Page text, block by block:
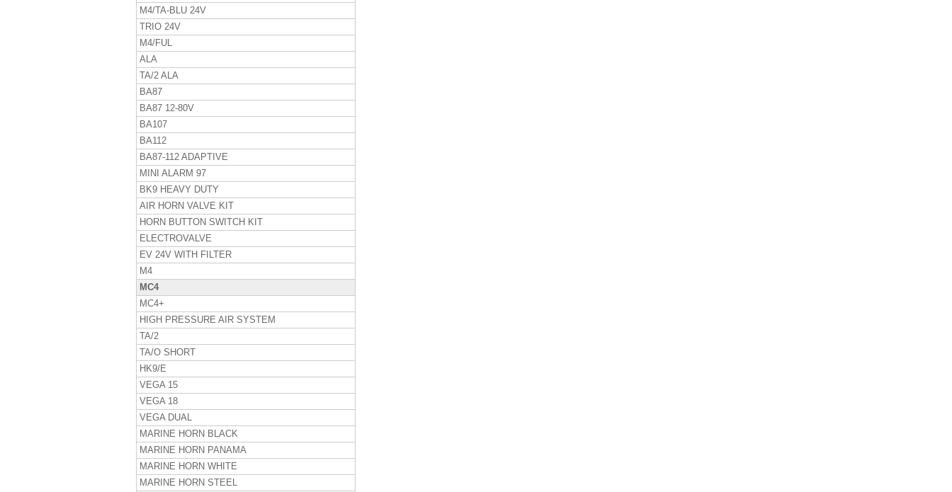
M4/TA-BLU 24V
TRIO 24V
M4/FUL
ALA
TA/2 ALA
BA87
BA87 12-80V
BA107
BA112
BA87-112 ADAPTIVE
MINI ALARM 97
BK9 HEAVY DUTY
AIR HORN VALVE KIT
HORN BUTTON SWITCH KIT
ELECTROVALVE
EV 24V WITH FILTER
M4
MC4
MC4+
HIGH PRESSURE AIR SYSTEM
TA/2
TA/O SHORT
HK9/E
VEGA 15
VEGA 18
VEGA DUAL
MARINE HORN BLACK
MARINE HORN PANAMA
MARINE HORN WHITE
MARINE HORN STEEL